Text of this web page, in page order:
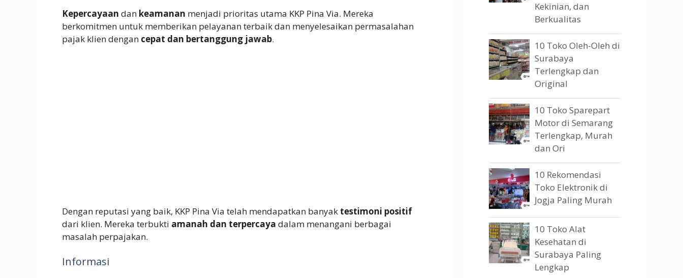
Kepercayaan dan keamanan menjadi prioritas utama KKP Pina Via. Mereka
berkomitmen untuk memberikan pelayanan terbaik dan menyelesaikan permasalahan
pajak klien dengan cepat dan bertanggung jawab.
Dengan reputasi yang baik, KKP Pina Via telah mendapatkan banyak testimoni positif
dari klien. Mereka terbukti amanah dan terpercaya dalam menangani berbagai
masalah perpajakan.
Informasi
Kekinian, dan
Berkualitas
10 Toko Oleh-Oleh di
Surabaya
Terlengkap dan
Original
10 Toko Sparepart
Motor di Semarang
Terlengkap, Murah
dan Ori
10 Rekomendasi
Toko Elektronik di
Jogja Paling Murah
10 Toko Alat
Kesehatan di
Surabaya Paling
Lengkap